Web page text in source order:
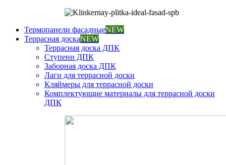
Термопанели фасадныеNEW
Террасная доскаNEW
Террасная доска ДПК
Ступени ДПК
Заборная доска ДПК
Лаги для террасной доски
Кляймеры для террасной доски
Комплектующие материалы для террасной доски
ДПК